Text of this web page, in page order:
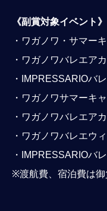
《副賞対象イベント》
・ワガノワ・サマー
・ワガノワバレエア
・IMPRESSARIOバ
・ワガノワサマーキ
・ワガノワバレエア
・ワガノワバレエウ
・IMPRESSARIOバ
※渡航費、宿泊費は御